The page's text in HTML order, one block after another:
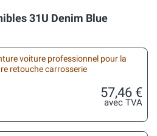
31U Denim Blue
voiture professionnel pour la
retouche carrosserie
57,46 €
avec TVA